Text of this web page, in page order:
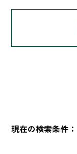
現在の検索条件：